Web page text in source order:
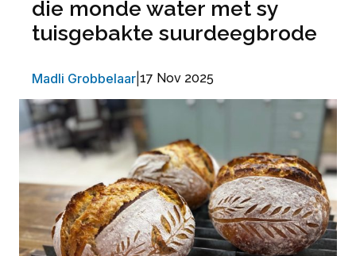
die monde water met sy
tuisgebakte suurdeegbrode
Madli Grobbelaar 17 Nov 2025